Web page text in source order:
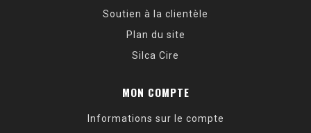
Soutien à la clientèle
Plan du site
Silca Cire
MON COMPTE
Informations sur le compte